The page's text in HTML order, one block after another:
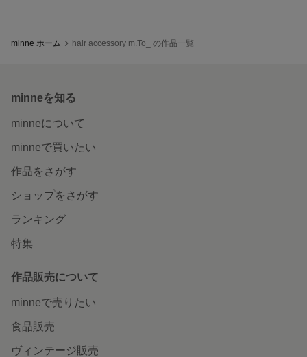
minne ホーム hair accessory m.To_ の作品一覧
minneを知る
minneについて
minneで買いたい
作品をさがす
ショップをさがす
ランキング
特集
作品販売について
minneで売りたい
食品販売
ヴィンテージ販売